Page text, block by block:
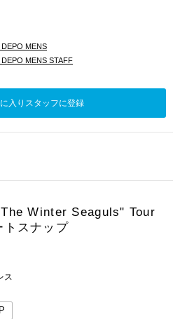
DEPO MENS
DEPO MENS STAFF
入りスタッフに登録
Winter Seaguls" Tour
トスナップ
ス